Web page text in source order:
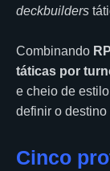
deckbuilders
Combinando
táticas por
e cheio de
definir o destino
Cinco